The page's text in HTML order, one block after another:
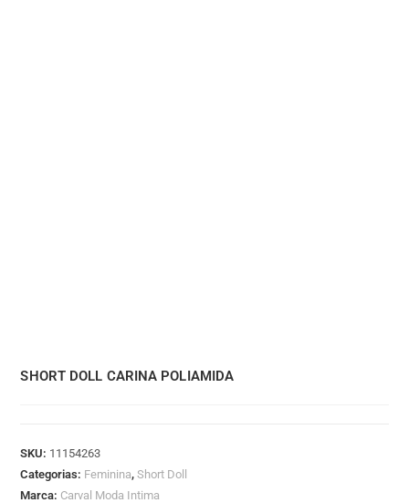
SHORT DOLL CARINA POLIAMIDA
SKU: 11154263
Categorias: Feminina,Short Doll
Marca: Carval Moda Intima